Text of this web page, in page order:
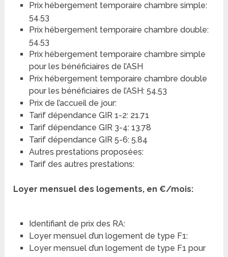
Prix hébergement temporaire chambre simple:
54.53
Prix hébergement temporaire chambre double:
54.53
Prix hébergement temporaire chambre simple
pour les bénéficiaires de l’ASH
Prix hébergement temporaire chambre double
pour les bénéficiaires de l’ASH: 54.53
Prix de l’accueil de jour:
Tarif dépendance GIR 1-2: 21.71
Tarif dépendance GIR 3-4: 13.78
Tarif dépendance GIR 5-6: 5.84
Autres prestations proposées:
Tarif des autres prestations:
Loyer mensuel des logements, en €/mois:
Identifiant de prix des RA:
Loyer mensuel d’un logement de type F1:
Loyer mensuel d’un logement de type F1 pour